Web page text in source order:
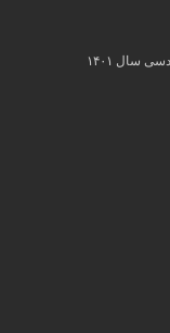
سال ۱۴۰۱